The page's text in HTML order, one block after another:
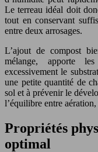
Le terreau idéal doit
tout en conservant
entre deux arrosages.
L’ajout de compost
mélange, apporte
excessivement le
une petite quantité de
sol et à prévenir le
l’équilibre entre
Propriétés
optimal